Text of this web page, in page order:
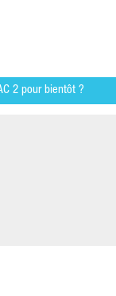
2 pour bientôt ?